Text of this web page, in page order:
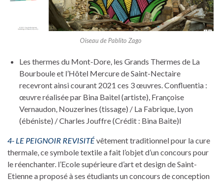
Oiseau de Pablito Zago
Les thermes du Mont-Dore, les Grands Thermes de La
Bourboule et l’Hôtel Mercure de Saint-Nectaire
recevront ainsi courant 2021 ces 3 œuvres. Confluentia :
œuvre réalisée par Bina Baitel (artiste), Françoise
Vernaudon, Nouzerines (tissage) / La Fabrique, Lyon
(ébéniste) / Charles Jouffre (Crédit : Bina Baite)l
4- LE PEIGNOIR REVISITÉvêtement traditionnel pour la cure
thermale, ce symbole textile a fait l’objet d’un concours pour
le réenchanter. l’Ecole supérieure d’art et design de Saint-
Etienne a proposé à ses étudiants un concours de conception